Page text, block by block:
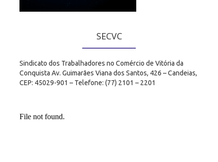
SECVC
Sindicato dos Trabalhadores no Comércio de Vitória da
Conquista Av. Guimarães Viana dos Santos, 426 – Candeias,
CEP: 45029-901 – Telefone: (77) 2101 – 2201